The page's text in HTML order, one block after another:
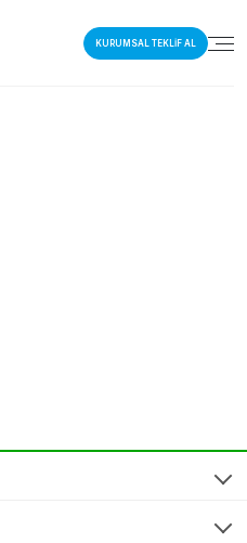
KURUMSAL TEKLİF AL